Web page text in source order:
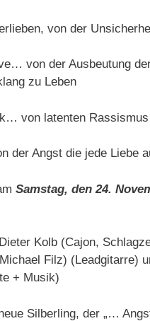
von der
von der Ausbeutung
zu Leben
von latenten
der Angst die jede Liebe
Samstag, den 24.
Kolb (Cajon,
Filz) (Leadgitarre)
+ Musik)
Silberling, der „…